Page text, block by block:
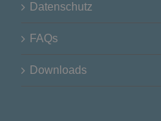
Datenschutz
FAQs
Downloads